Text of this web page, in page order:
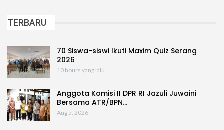
TERBARU
70 Siswa-siswi Ikuti Maxim Quiz Serang
2026
10 hours yang lalu
Anggota Komisi II DPR RI Jazuli Juwaini
Bersama ATR/BPN…
Aug 5, 2026